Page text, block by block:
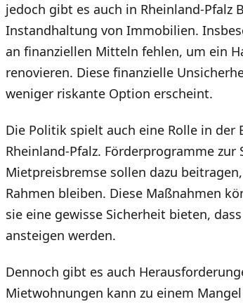
jedoch gibt es auch in Rheinland-Pfalz
Instandhaltung von Immobilien.
an finanziellen Mitteln fehlen, um ein
renovieren. Diese finanzielle
weniger riskante Option erscheint.
Die Politik spielt auch eine Rolle in
Rheinland-Pfalz. Förderprogramme
Mietpreisbremse sollen dazu
Rahmen bleiben. Diese Maßnahmen
sie eine gewisse Sicherheit bieten,
ansteigen werden.
Dennoch gibt es auch
Mietwohnungen kann zu einem